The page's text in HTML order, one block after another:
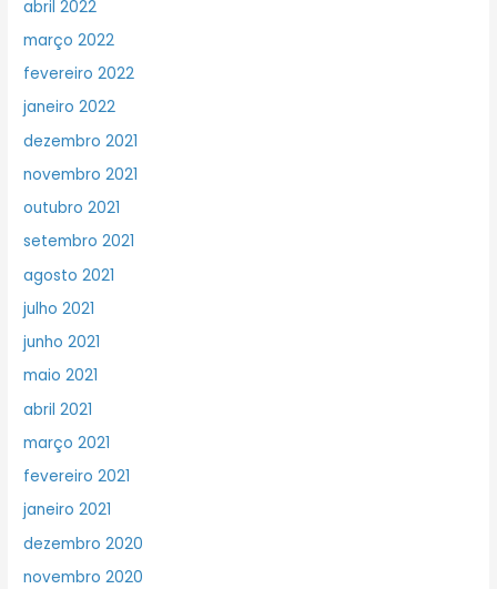
abril 2022
março 2022
fevereiro 2022
janeiro 2022
dezembro 2021
novembro 2021
outubro 2021
setembro 2021
agosto 2021
julho 2021
junho 2021
maio 2021
abril 2021
março 2021
fevereiro 2021
janeiro 2021
dezembro 2020
novembro 2020